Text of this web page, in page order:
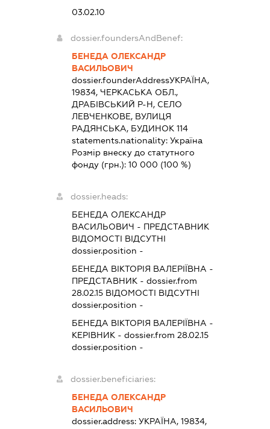
03.02.10
dossier.foundersAndBenef:
БЕНЕДА ОЛЕКСАНДР
ВАСИЛЬОВИЧ
dossier.founderAddressУКРАЇНА,
19834, ЧЕРКАСЬКА ОБЛ.,
ДРАБІВСЬКИЙ Р-Н, СЕЛО
ЛЕВЧЕНКОВЕ, ВУЛИЦЯ
РАДЯНСЬКА, БУДИНОК 114
statements.nationality: Україна
Розмір внеску до статутного
фонду (грн.): 10 000 (100 %)
dossier.heads:
БЕНЕДА ОЛЕКСАНДР
ВАСИЛЬОВИЧ - ПРЕДСТАВНИК
ВІДОМОСТІ ВІДСУТНІ
dossier.position -
БЕНЕДА ВІКТОРІЯ ВАЛЕРІЇВНА -
ПРЕДСТАВНИК - dossier.from
28.02.15ВІДОМОСТІ ВІДСУТНІ
dossier.position -
БЕНЕДА ВІКТОРІЯ ВАЛЕРІЇВНА -
КЕРІВНИК - dossier.from 28.02.15
dossier.position -
dossier.beneficiaries:
БЕНЕДА ОЛЕКСАНДР
ВАСИЛЬОВИЧ
dossier.address: УКРАЇНА, 19834,